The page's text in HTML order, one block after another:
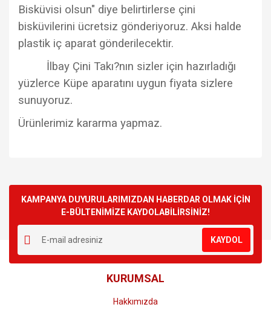
Bisküvisi olsun" diye belirtirlerse çini
bisküvilerini ücretsiz gönderiyoruz. Aksi halde
plastik iç aparat gönderilecektir.
İlbay Çini Takı?nın sizler için hazırladığı
yüzlerce Küpe aparatını uygun fiyata sizlere
sunuyoruz.
Ürünlerimiz kararma yapmaz.
Yorum Yaz
kullanarak tarafımıza iletebilirsiniz.
Görüş ve önerileriniz için teşekkür ederiz.
Ürün resmi kalitesiz, bozuk veya görüntülenemiyor.
Ürün açıklamasında eksik bilgiler bulunuyor.
Ürün bilgilerinde hatalar bulunuyor.
Ürün fiyatı diğer sitelerden daha pahalı.
KAMPANYA DUYURULARIMIZDAN HABERDAR OLMAK İÇİN
E-BÜLTENİMİZE KAYDOLABİLİRSİNİZ!
KAYDOL
KURUMSAL
Hakkımızda